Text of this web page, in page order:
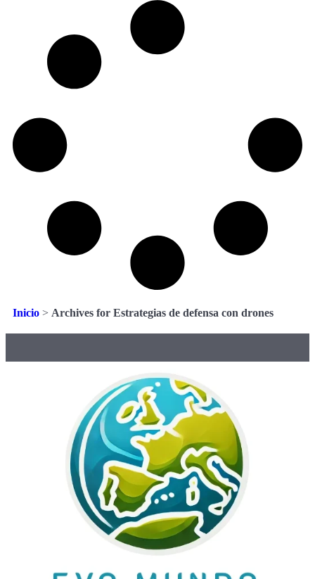
Inicio > Archives for Estrategias de defensa con drones